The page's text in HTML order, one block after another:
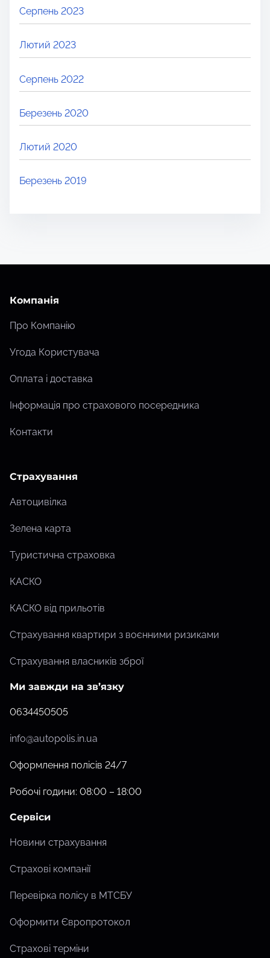
Серпень 2023
Лютий 2023
Серпень 2022
Березень 2020
Лютий 2020
Березень 2019
Компанія
Про Компанію
Угода Користувача
Оплата і доставка
Інформація про страхового посередника
Контакти
Страхування
Автоцивілка
Зелена карта
Туристична страховка
КАСКО
КАСКО від прильотів
Страхування квартири з воєнними ризиками
Страхування власників зброї
Ми завжди на зв’язку
0634450505
info@autopolis.in.ua
Оформлення полісів 24/7
Робочі години: 08:00 – 18:00
Сервіси
Новини страхування
Страхові компанії
Перевірка полісу в МТСБУ
Оформити Європротокол
Страхові терміни